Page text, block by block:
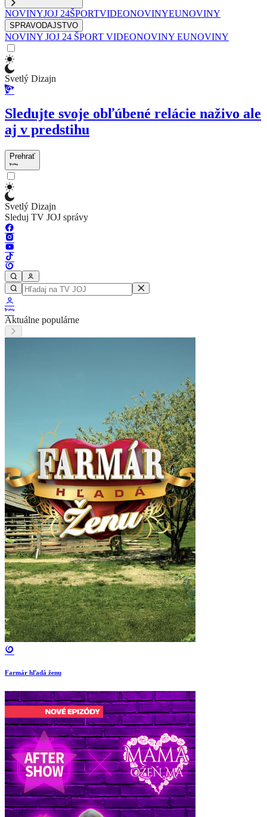
NOVINYJOJ 24ŠPORTVIDEONOVINYEUNOVINY
SPRAVODAJSTVO
NOVINY JOJ 24 ŠPORT VIDEONOVINY EUNOVINY
Svetlý Dizajn
Sledujte svoje obľúbené relácie naživo ale
aj v predstihu
Prehrať
Svetlý Dizajn
Sleduj TV JOJ správy
Aktuálne populárne
Farmár hľadá ženu